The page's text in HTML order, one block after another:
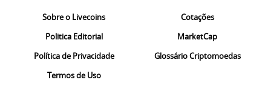
Sobre o Livecoins
Politica Editorial
Política de Privacidade
Termos de Uso
Cotações
MarketCap
Glossário Criptomoedas